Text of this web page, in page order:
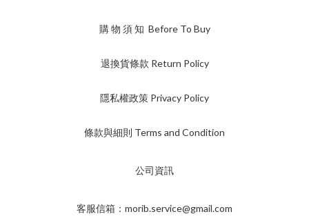
購 物 須 知 Before To Buy
退換貨條款 Return Policy
隱私權政策 Privacy Policy
條款與細則 Terms and Condition
公司資訊
客服信箱：morib.service@gmail.com